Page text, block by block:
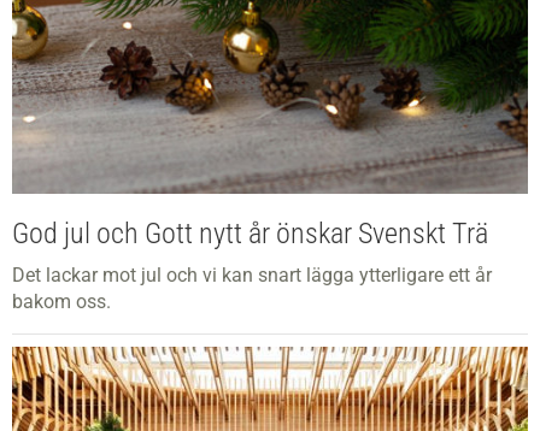
God jul och Gott nytt år önskar Svenskt Trä
Det lackar mot jul och vi kan snart lägga ytterligare ett år
bakom oss.